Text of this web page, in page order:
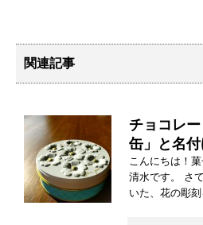
関連記事
チョコレ
缶」と名
こんにちは！
清水です。 さ
いた、花の彫刻